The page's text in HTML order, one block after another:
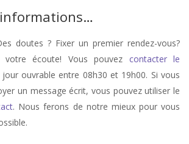
doutes ? Fixer un premier rendez-vous?
écoute! Vous pouvez contacter le
jour ouvrable entre 08h30 et 19h00. Si vous
un message écrit, vous pouvez utiliser le
. Nous ferons de notre mieux pour vous